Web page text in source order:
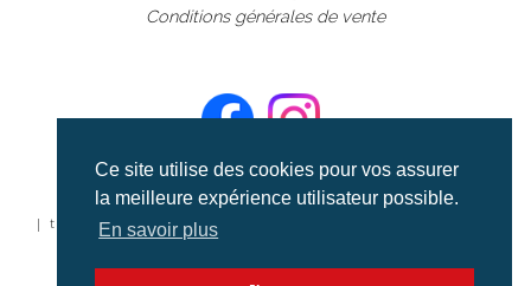
Ce site utilise des cookies pour vos assurer
la meilleure expérience utilisateur possible.
En savoir plus
Conditions générales de vente
©aerialcollection marque déposée 2024
| tous droits réservés | aerialcollection.fr banque d'images
aériennes et documentaires video et cinéma |